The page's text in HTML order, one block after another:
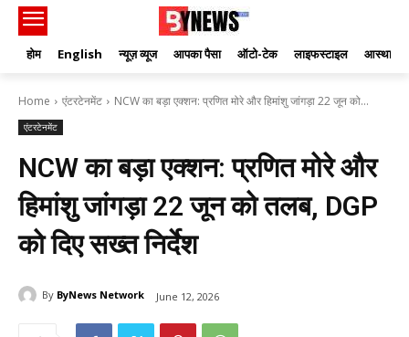
होम English न्यूज़ व्यूज आपका पैसा ऑटो-टेक लाइफस्टाइल आस्था
Home एंटरटेनमेंट NCW का बड़ा एक्शन: प्रणित मोरे और हिमांशु जांगड़ा 22 जून को...
एंटरटेनमेंट
NCW का बड़ा एक्शन: प्रणित मोरे और
हिमांशु जांगड़ा 22 जून को तलब, DGP
को दिए सख्त निर्देश
By ByNews Network June 12, 2026